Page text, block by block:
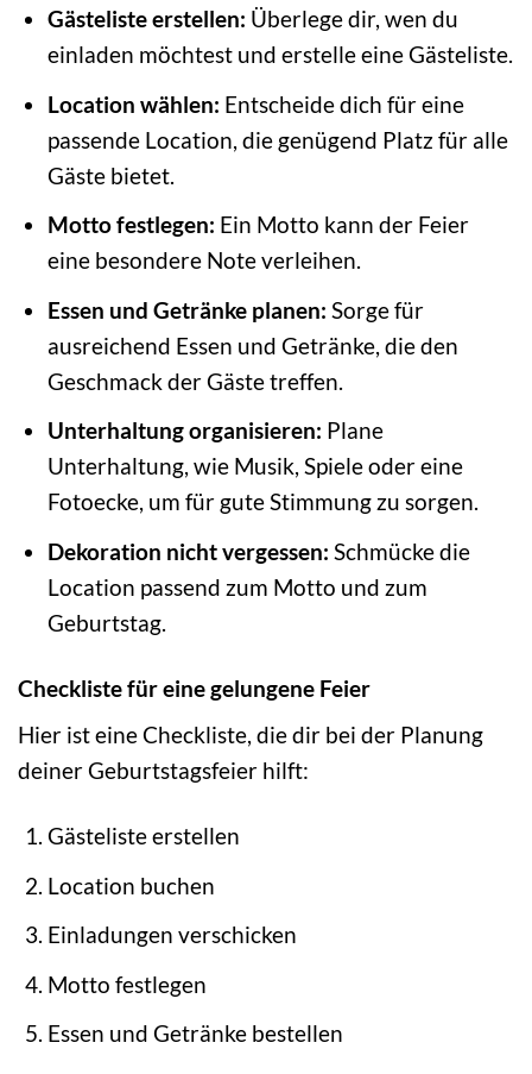
Gästeliste erstellen: Überlege dir, wen du
einladen möchtest und erstelle eine Gästeliste.
Location wählen: Entscheide dich für eine
passende Location, die genügend Platz für alle
Gäste bietet.
Motto festlegen: Ein Motto kann der Feier
eine besondere Note verleihen.
Essen und Getränke planen: Sorge für
ausreichend Essen und Getränke, die den
Geschmack der Gäste treffen.
Unterhaltung organisieren: Plane
Unterhaltung, wie Musik, Spiele oder eine
Fotoecke, um für gute Stimmung zu sorgen.
Dekoration nicht vergessen: Schmücke die
Location passend zum Motto und zum
Geburtstag.
Checkliste für eine gelungene Feier
Hier ist eine Checkliste, die dir bei der Planung
deiner Geburtstagsfeier hilft:
Gästeliste erstellen
Location buchen
Einladungen verschicken
Motto festlegen
Essen und Getränke bestellen